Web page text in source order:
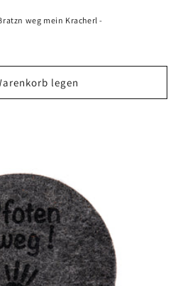
weg mein Kracherl -
legen